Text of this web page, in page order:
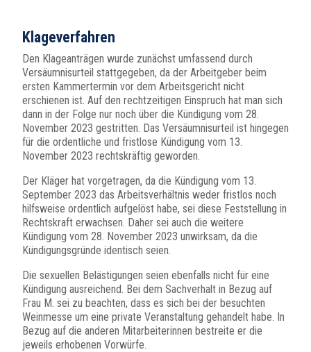
Klageverfahren
Den Klageanträgen wurde zunächst umfassend durch
Versäumnisurteil stattgegeben, da der Arbeitgeber beim
ersten Kammertermin vor dem Arbeitsgericht nicht
erschienen ist. Auf den rechtzeitigen Einspruch hat man sich
dann in der Folge nur noch über die Kündigung vom 28.
November 2023 gestritten. Das Versäumnisurteil ist hingegen
für die ordentliche und fristlose Kündigung vom 13.
November 2023 rechtskräftig geworden.
Der Kläger hat vorgetragen, da die Kündigung vom 13.
September 2023 das Arbeitsverhältnis weder fristlos noch
hilfsweise ordentlich aufgelöst habe, sei diese Feststellung in
Rechtskraft erwachsen. Daher sei auch die weitere
Kündigung vom 28. November 2023 unwirksam, da die
Kündigungsgründe identisch seien.
Die sexuellen Belästigungen seien ebenfalls nicht für eine
Kündigung ausreichend. Bei dem Sachverhalt in Bezug auf
Frau M. sei zu beachten, dass es sich bei der besuchten
Weinmesse um eine private Veranstaltung gehandelt habe. In
Bezug auf die anderen Mitarbeiterinnen bestreite er die
jeweils erhobenen Vorwürfe.